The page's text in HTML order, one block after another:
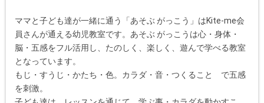
ママと子ども達が一緒に通う「あそぶ がっこう」はKite-me会
員さんが通える幼児教室です。あそぶ がっこうは心・身体・
脳・五感をフル活用し、たのしく、楽しく、遊んで学べる教室
となっています。
もじ・すうじ・かたち・色。カラダ・音・つくること で五感
を刺激。